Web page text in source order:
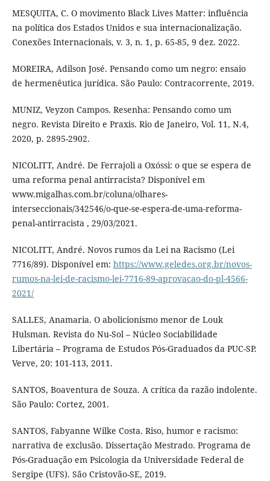
MESQUITA, C. O movimento Black Lives Matter: influência
na política dos Estados Unidos e sua internacionalização.
Conexões Internacionais, v. 3, n. 1, p. 65-85, 9 dez. 2022.
MOREIRA, Adilson José. Pensando como um negro: ensaio
de hermenêutica jurídica. São Paulo: Contracorrente, 2019.
MUNIZ, Veyzon Campos. Resenha: Pensando como um
negro. Revista Direito e Praxis. Rio de Janeiro, Vol. 11, N.4,
2020, p. 2895-2902.
NICOLITT, André. De Ferrajoli a Oxóssi: o que se espera de
uma reforma penal antirracista? Disponível em
www.migalhas.com.br/coluna/olhares-
interseccionais/342546/o-que-se-espera-de-uma-reforma-
penal-antirracista , 29/03/2021.
NICOLITT, André. Novos rumos da Lei na Racismo (Lei
7716/89). Disponível em: https://www.geledes.org.br/novos-
rumos-na-lei-de-racismo-lei-7716-89-aprovacao-do-pl-4566-
2021/
SALLES, Anamaria. O abolicionismo menor de Louk
Hulsman. Revista do Nu-Sol – Núcleo Sociabilidade
Libertária – Programa de Estudos Pós-Graduados da PUC-SP.
Verve, 20: 101-113, 2011.
SANTOS, Boaventura de Souza. A crítica da razão indolente.
São Paulo: Cortez, 2001.
SANTOS, Fabyanne Wilke Costa. Riso, humor e racismo:
narrativa de exclusão. Dissertação Mestrado. Programa de
Pós-Graduação em Psicologia da Universidade Federal de
Sergipe (UFS). São Cristovão-SE, 2019.